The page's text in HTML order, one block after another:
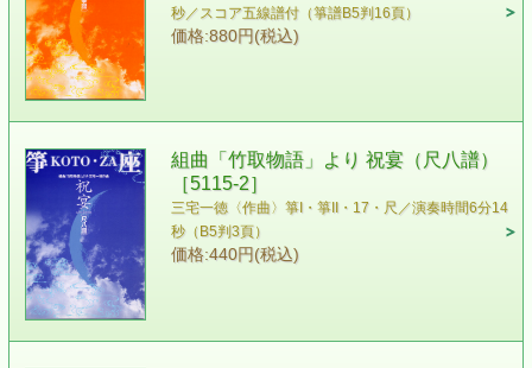
秒／スコア五線譜付（箏譜B5判16頁）
価格:880円(税込)
組曲「竹取物語」より 祝宴（尺八譜）
［5115-2］
三宅一徳〈作曲〉 箏I・箏II・17・尺／演奏時間6分14
秒（B5判3頁）
価格:440円(税込)